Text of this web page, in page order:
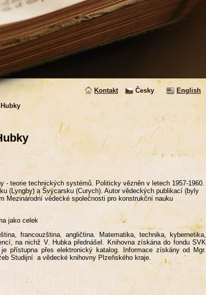
Kontakt Česky
English
- teorie technických systémů. Politicky vězněn v letech 1957-1960.
(Lyngby) a Švýcarsku (Curych). Autor vědeckých publikací (byly
Mezinárodní vědecké společnosti pro konstrukční nauku
jako celek
francouzština, angličtina. Matematika, technika, kybernetika,
na nichž V. Hubka přednášel. Knihovna získána do fondu SVK
přístupna přes elektronický katalog. Informace získány od Mgr.
Studijní a vědecké knihovny Plzeňského kraje.